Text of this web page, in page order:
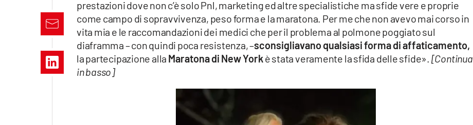
prestazioni dove non c’è solo Pnl, marketing ed altre specialistiche ma sfide vere e proprie
come campo di sopravvivenza, peso forma e la maratona. Per me che non avevo mai corso in
vita mia e le raccomandazioni dei medici che per il problema al polmone poggiato sul
diaframma – con quindi poca resistenza, –sconsigliavano qualsiasi forma di affaticamento,
la partecipazione alla Maratona di New Yorkè stata veramente la sfida delle sfide». [Continua
in basso]